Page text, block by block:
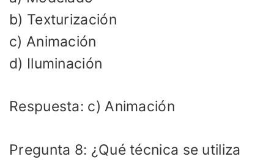
b) Texturización
c) Animación
d) Iluminación
Respuesta: c) Animación
Pregunta 8: ¿Qué técnica se utiliza